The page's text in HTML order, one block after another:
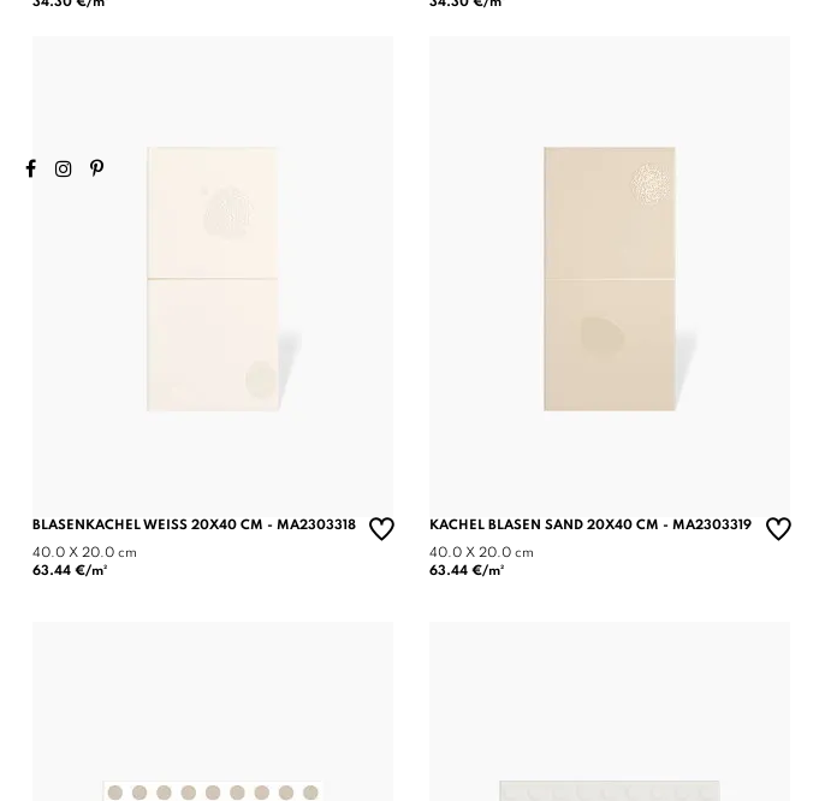
BLASENKACHEL WEISS 20X40 CM - MA2303318
40.0 X 20.0 cm
63.44 €/m²
KACHEL BLASEN SAND 20X40 CM - MA2303319
40.0 X 20.0 cm
63.44 €/m²